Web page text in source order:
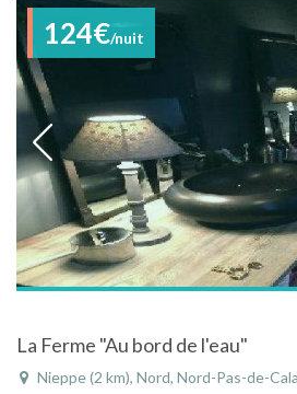
124€/nuit
La Ferme "Au bord de l'eau"
Nieppe (2 km), Nord, Nord-Pas-de-